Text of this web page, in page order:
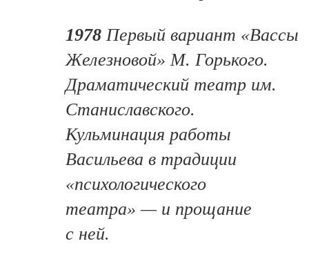
1978Первый вариант «Вассы
Железновой» М. Горького.
Драматический театр им.
Станиславского.
Кульминация работы
Васильева в традиции
«психологического
театра» — и прощание
с ней.